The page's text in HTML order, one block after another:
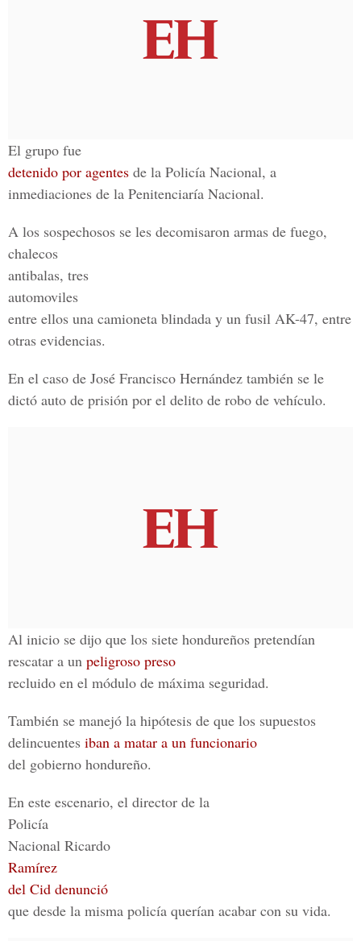
El grupo fue
detenido por agentes de la Policía Nacional, a
inmediaciones de la Penitenciaría Nacional.
A los sospechosos se les decomisaron armas de fuego,
chalecos
antibalas, tres
automoviles
entre ellos una camioneta blindada y un fusil AK-47, entre
otras evidencias.
En el caso de José Francisco Hernández también se le
dictó auto de prisión por el delito de robo de vehículo.
Al inicio se dijo que los siete hondureños pretendían
rescatar a un peligroso preso
recluido en el módulo de máxima seguridad.
También se manejó la hipótesis de que los supuestos
delincuentes iban a matar a un funcionario
del gobierno hondureño.
En este escenario, el director de la
Policía
Nacional Ricardo
Ramírez
del Cid denunció
que desde la misma policía querían acabar con su vida.